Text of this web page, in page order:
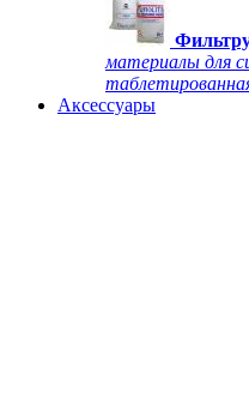
материалы для
Аксессуары